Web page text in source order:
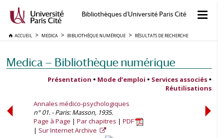
Bibliothèques d'Université Paris Cité
ACCUEIL MEDICA BIBLIOTHÈQUE NUMÉRIQUE RÉSULTATS DE RECHERCHE
Medica — Bibliothèque numérique
Présentation • Mode d’emploi • Services associés •
Réutilisations
Annales médico-psychologiques
n° 01. - Paris: Masson, 1935.
Page à Page
Par chapitres
PDF
Sur Internet Archive